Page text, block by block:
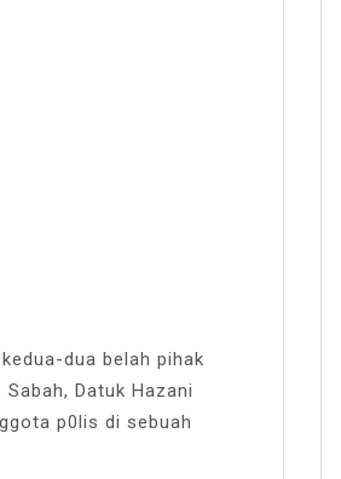
dua belah pihak
Datuk Hazani
p0lis di sebuah